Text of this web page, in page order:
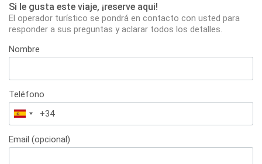
Si le gusta este viaje, ¡reserve aqui!
El operador turístico se pondrá en contacto con usted para
responder a sus preguntas y aclarar todos los detalles.
Nombre
Teléfono
España
+34
Email (opcional)